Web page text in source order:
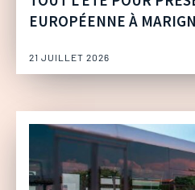
EUROPÉENNE À
21 JUILLET 2026